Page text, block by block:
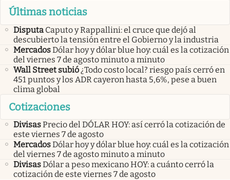
Últimas noticias
Disputa Caputo y Rappallini: el cruce que dejó al
descubierto la tensión entre el Gobierno y la industria
MercadosDólar hoy y dólar blue hoy: cuál es la cotización
del viernes 7 de agosto minuto a minuto
Wall Street subió ¿Todo costo local? riesgo país cerró en
451 puntos y los ADR cayeron hasta 5,6%, pese a buen
clima global
Cotizaciones
DivisasPrecio del DÓLAR HOY: así cerró la cotización de
este viernes 7 de agosto
MercadosDólar hoy y dólar blue hoy: cuál es la cotización
del viernes 7 de agosto minuto a minuto
DivisasDólar a peso mexicano HOY: a cuánto cerró la
cotización de este viernes 7 de agosto